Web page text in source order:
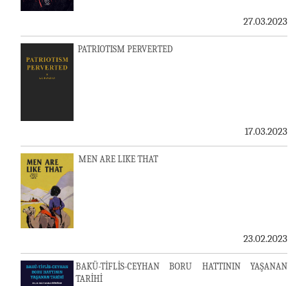
27.03.2023
PATRIOTISM PERVERTED
17.03.2023
MEN ARE LIKE THAT
23.02.2023
BAKÜ-TİFLİS-CEYHAN BORU HATTININ YAŞANAN
TARİHİ